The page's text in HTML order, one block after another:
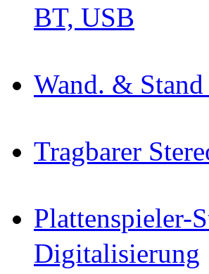
BT, USB
Wand. &
Tragbarer
Plattenspieler-
Digitalisierung